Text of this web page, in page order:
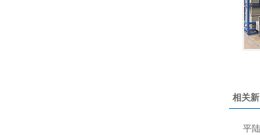
相关新
平